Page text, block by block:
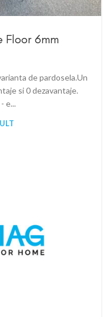
Floor 6mm
de pardosela.Un
si 0 dezavantaje.
e...